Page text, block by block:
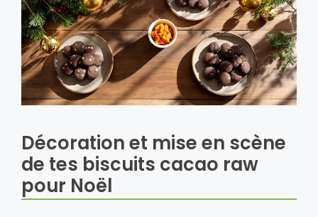
Décoration et mise en scène
de tes biscuits cacao raw
pour Noël